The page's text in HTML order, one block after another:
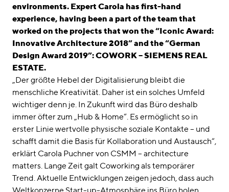
environments. Expert Carola has first-hand
experience, having been a part of the team that
worked on the projects that won the “Iconic Award:
Innovative Architecture 2018” and the “German
Design Award 2019”: COWORK – SIEMENS REAL
ESTATE.
„Der größte Hebel der Digitalisierung bleibt die
menschliche Kreativität. Daher ist ein solches Umfeld
wichtiger denn je. In Zukunft wird das Büro deshalb
immer öfter zum „Hub & Home“. Es ermöglicht so in
erster Linie wertvolle physische soziale Kontakte – und
schafft damit die Basis für Kollaboration und Austausch“,
erklärt Carola Puchner von CSMM – architecture
matters. Lange Zeit galt Coworking als temporärer
Trend. Aktuelle Entwicklungen zeigen jedoch, dass auch